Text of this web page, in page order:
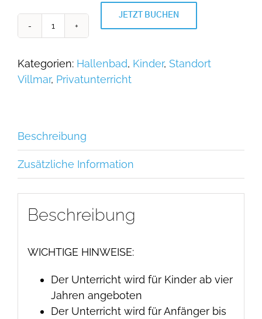
Privatunterricht
Villmar
(Anfänger)
JETZT BUCHEN
Kategorien: Hallenbad, Kinder, Standort
Villmar, Privatunterricht
Beschreibung
Zusätzliche Information
Beschreibung
WICHTIGE HINWEISE:
Der Unterricht wird für Kinder ab vier
Jahren angeboten
Der Unterricht wird für Anfänger bis